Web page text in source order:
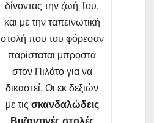
δίνοντας την ζωή Του,
και με την ταπεινωτική
στολή που του φόρεσαν
παρίσταται μπροστά
στον Πιλάτο για να
δικαστεί. Οι εκ δεξιών
με τις σκανδαλώδεις